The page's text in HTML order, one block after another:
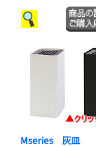
Mseries 灰皿